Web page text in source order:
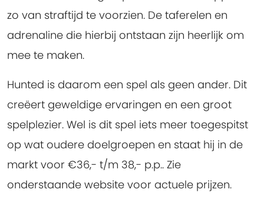
zo van straftijd te voorzien. De taferelen en
adrenaline die hierbij ontstaan zijn heerlijk om
mee te maken.
Hunted is daarom een spel als geen ander. Dit
creëert geweldige ervaringen en een groot
spelplezier. Wel is dit spel iets meer toegespitst
op wat oudere doelgroepen en staat hij in de
markt voor €36,- t/m 38,- p.p.. Zie
onderstaande website voor actuele prijzen.